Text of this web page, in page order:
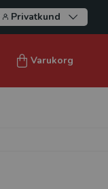
Privatkund
Varukorg